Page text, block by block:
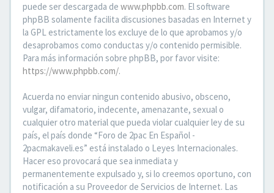
puede ser descargada de www.phpbb.com. El software
phpBB solamente facilita discusiones basadas en Internet y
la GPL estrictamente los excluye de lo que aprobamos y/o
desaprobamos como conductas y/o contenido permisible.
Para más información sobre phpBB, por favor visite:
https://www.phpbb.com/.
Acuerda no enviar ningun contenido abusivo, obsceno,
vulgar, difamatorio, indecente, amenazante, sexual o
cualquier otro material que pueda violar cualquier ley de su
país, el país donde “Foro de 2pac En Español -
2pacmakaveli.es” está instalado o Leyes Internacionales.
Hacer eso provocará que sea inmediata y
permanentemente expulsado y, si lo creemos oportuno, con
notificación a su Proveedor de Servicios de Internet. Las